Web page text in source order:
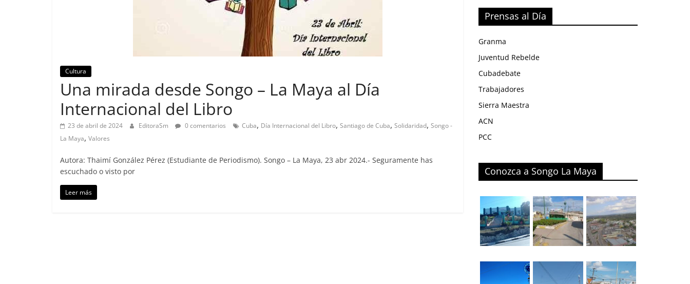
Cultura
Una mirada desde Songo – La Maya al Día
Internacional del Libro
23 de abril de 2024 EditoraSm 0 comentarios Cuba, Día Internacional del Libro, Santiago de Cuba, Solidaridad, Songo -
La Maya, Valores
Autora: Thaimí González Pérez (Estudiante de Periodismo). Songo – La Maya, 23 abr 2024.- Seguramente has
escuchado o visto por
Leer más
Prensas al Día
Granma
Juventud Rebelde
Cubadebate
Trabajadores
Sierra Maestra
ACN
PCC
Conozca a Songo La Maya